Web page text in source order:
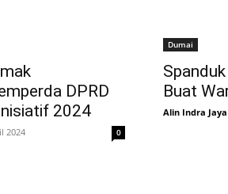
DPRD
2024
2024 0
Dumai
Buat
Alin Indra Jaya